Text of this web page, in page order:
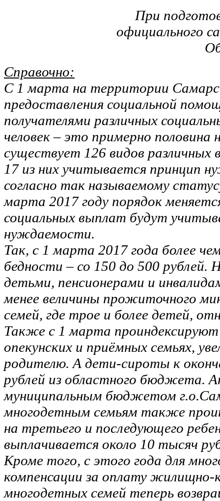
При
официального
Справочно:
С 1 марта на территории
предоставления социальной
получателями различных
человек – это примерно половина
существует 126 видов
17 из них учитывается принцип
согласно так называемому
марта 2017 году порядок
социальных выплат будут
нуждаемости.
Так, с 1 марта 2017 года более
бедности – со 150 до 500 рублей.
детьми, пенсионерами и
менее величины прожиточного
семей, где трое и более детей,
Также с 1 марта
опекунских и приёмных семьях,
родителю. А дети-сироты к
рублей из областного бюджета.
муниципальным бюджетом
многодетным семьям также
на третьего и последующего
выплачивается около 10 тысяч
Кроме того, с этого года для
компенсации за оплату
многодетных семей теперь